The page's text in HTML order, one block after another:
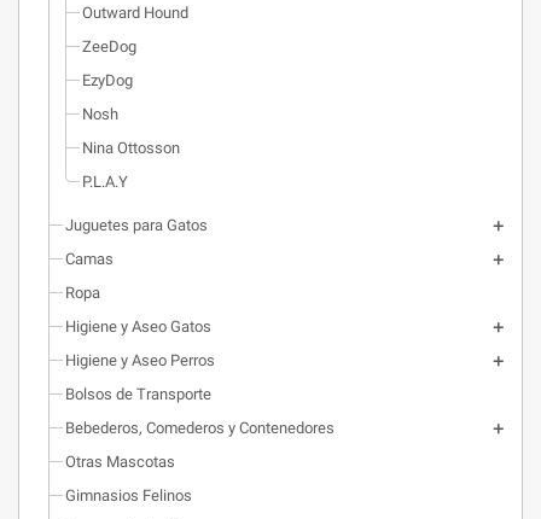
Outward Hound
ZeeDog
EzyDog
Nosh
Nina Ottosson
P.L.A.Y
Juguetes para Gatos
Camas
Ropa
Higiene y Aseo Gatos
Higiene y Aseo Perros
Bolsos de Transporte
Bebederos, Comederos y Contenedores
Otras Mascotas
Gimnasios Felinos